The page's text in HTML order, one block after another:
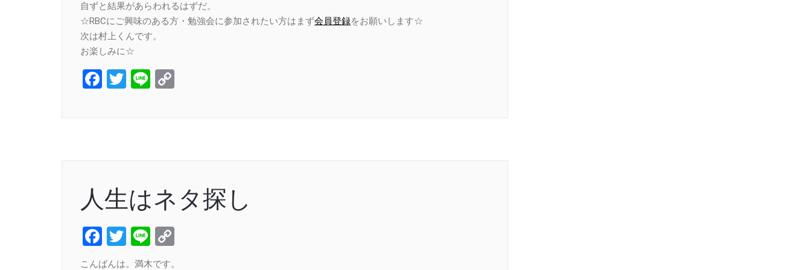
自ずと結果があらわれるはずだ。
☆RBCにご興味のある方・勉強会に参加されたい方はまず会員登録をお願いします☆
次は村上くんです。
お楽しみに☆
Facebook
Twitter
Line
人生はネタ探し
Facebook
Twitter
Line
こんばんは。満木です。